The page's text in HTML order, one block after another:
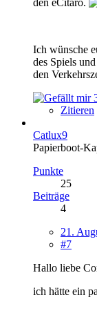
den eCitaro.
Ich wünsche
des Spiels
den
Zitieren
Catlux9
Papierboot-
Punkte
25
Beiträge
4
21.
#7
Hallo liebe
ich hätte ein